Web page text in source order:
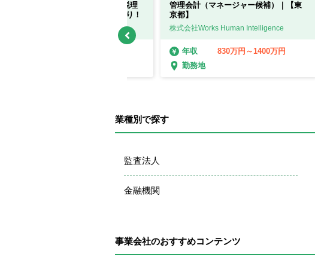
管理会計（部長候補）★会計士・税理
士OK！／リモート・フレックスあり！
株式会社Works Human Intelligence
管理会計（マネージャー候補）｜【東
京都】
株式会社Works Human Intelligence
年収
830万円～1400万円
勤務地
業種別で探す
監査法人
金融機関
事業会社のおすすめコンテンツ